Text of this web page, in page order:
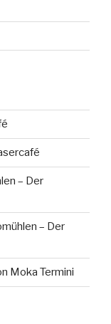
– Der
– Der
Moka Termini